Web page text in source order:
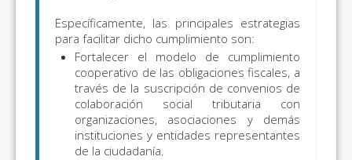
Específicamente, las principales estrategias
para facilitar dicho cumplimiento son:
Fortalecer el modelo de cumplimiento
cooperativo de las obligaciones fiscales, a
través de la suscripción de convenios de
colaboración social tributaria con
organizaciones, asociaciones y demás
instituciones y entidades representantes
de la ciudadanía.